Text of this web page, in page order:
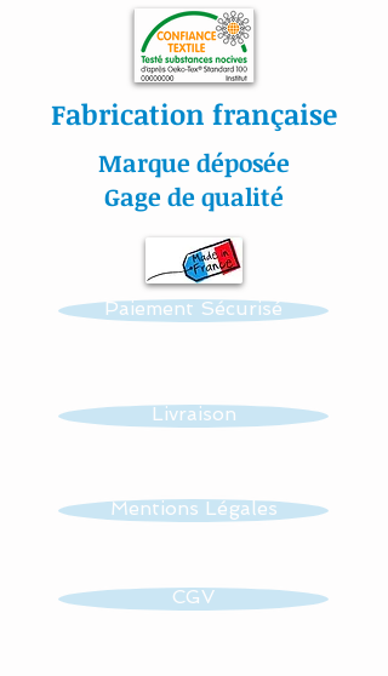
Lavage en machine à 30°,
sur cycle délicat.
Sèche linge déconseillé,
séchage à plat.
Toutes nos matières sont
certifiés aux normes Oeko-
naissance#plaisir#bébé#li
ants#baby#papillon#étoil
Fabrication française
Marque déposée
Gage de qualité
Paiement Sécurisé
Livraison
Mentions Légales
CGV